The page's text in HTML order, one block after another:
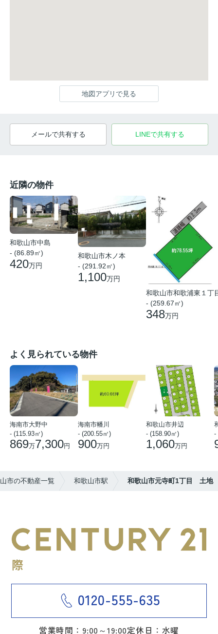
地図アプリで見る
メールで共有する LINEで共有する
近隣の物件
和歌山市中島
- (86.89㎡)
420万円
和歌山市木ノ本
- (291.92㎡)
1,100万円
和歌山市和歌浦東１丁
- (259.67㎡)
348万円
よく見られている物件
海南市大野中
- (115.93㎡)
869万7,300円
海南市幡川
- (200.55㎡)
900万円
和歌山市井辺
- (158.90㎡)
1,060万円
-
市の不動産一覧 和歌山市駅 和歌山市元寺町1丁目 土地
0120-555-635
営業時間：9:00～19:00定休日：水曜